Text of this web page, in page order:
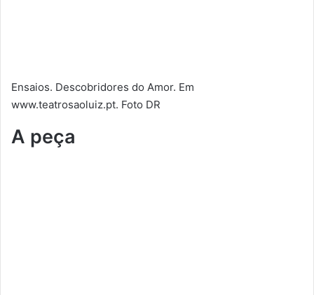
Ensaios. Descobridores do Amor. Em
www.teatrosaoluiz.pt. Foto DR
A peça